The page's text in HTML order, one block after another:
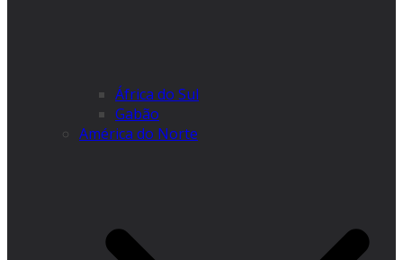
África do Sul
Gabão
América do Norte